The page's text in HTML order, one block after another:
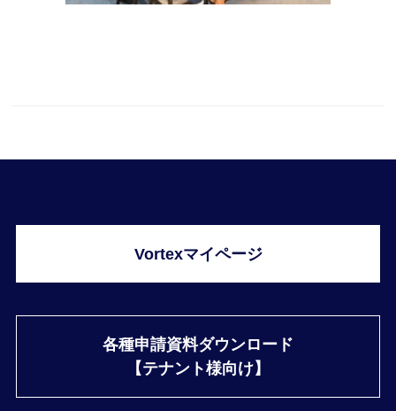
Vortexマイページ
各種申請資料ダウンロード
【テナント様向け】